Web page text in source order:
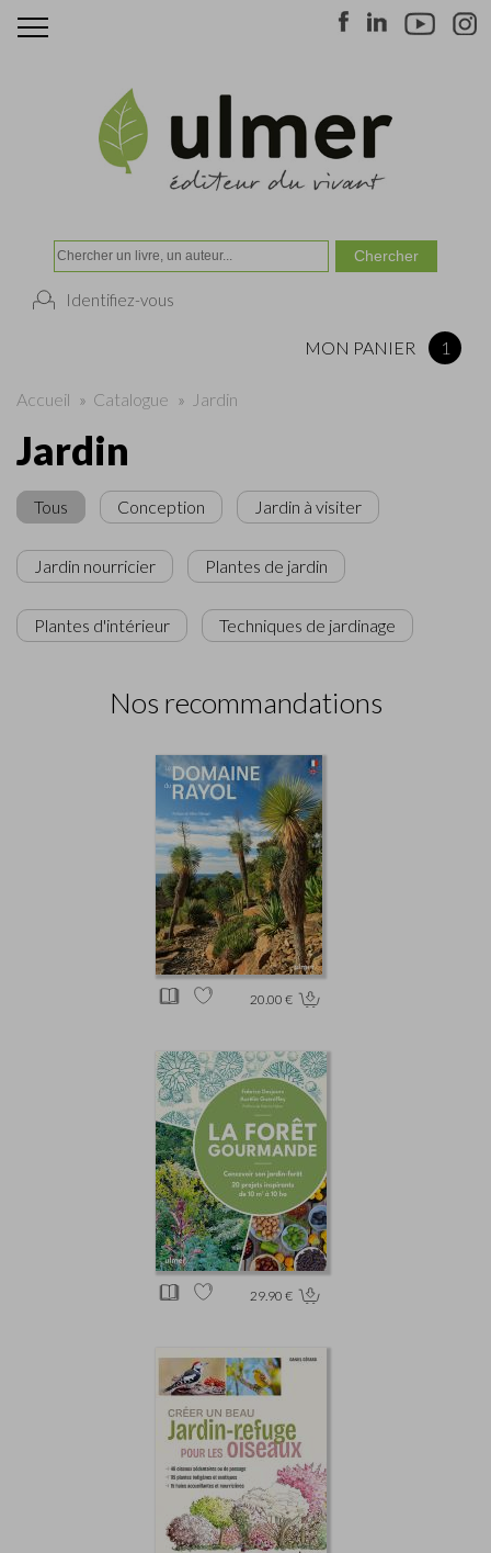
Identifiez-vous
MON PANIER 1
Accueil » Catalogue » Jardin
Jardin
Tous Conception Jardin à visiter
Jardin nourricier Plantes de jardin
Plantes d'intérieur Techniques de jardinage
Nos recommandations
20.00 €
29.90 €